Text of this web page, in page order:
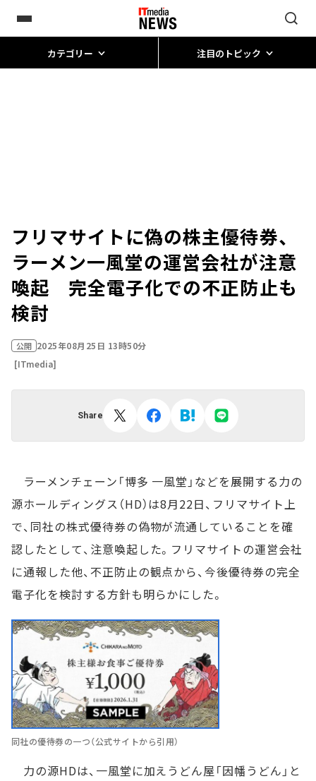
カテゴリー 注目のトピック
フリマサイトに偽の株主優待券、
ラーメン一風堂の運営会社が注意
喚起 完全電子化での不正防止も
検討
公開 2025年08月25日 13時50分
[ITmedia]
Share
ラーメンチェーン「博多 一風堂」などを展開する力の
源ホールディングス（HD）は8月22日、フリマサイト上
で、同社の株式優待券の偽物が流通していることを確
認したとして、注意喚起した。フリマサイトの運営会社
に通報した他、不正防止の観点から、今後優待券の完全
電子化を検討する方針も明らかにした。
同社の優待券の一つ（公式サイトから引用）
力の源HDは、一風堂に加えうどん屋「因幡うどん」と